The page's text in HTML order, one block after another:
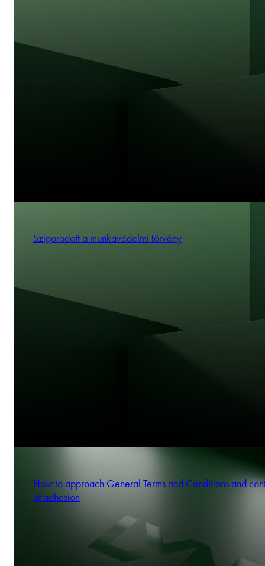
Szigorodott a munkavédelmi törvény
How to approach General Terms and Conditions and
of adhesion